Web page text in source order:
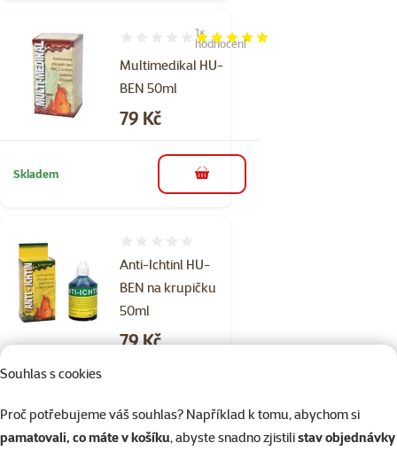
Souhlas s cookies
Proč potřebujeme váš souhlas? Například k tomu, abychom si
pamatovali, co máte v košíku, abyste snadno zjistilistav objednávky
Multimedikal HU-
BEN 50ml
Hodnocení 100%, počet hodnocení: 1
1×
hodnocení
Cena
79 Kč
Skladem do košíku
Anti-Ichtinl HU-
BEN na krupičku
50ml
Cena
79 Kč